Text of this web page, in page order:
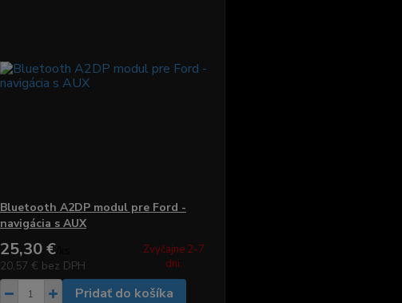
Bluetooth A2DP modul pre Ford -
navigácia s AUX
25,30 €/
20,57 € bez DPH
Zvyčajne 2-7
dni.
Pridať do košíka